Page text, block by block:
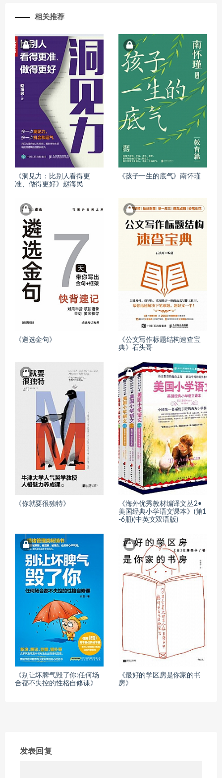
相关推荐
《洞见力：比别人看得更
准、做得更好》赵海民
《孩子一生的底气》南怀瑾
《遴选金句》
《公文写作标题结构速查宝
典》石头哥
《你就要很独特》
《海外优秀教材编译文丛2•
美国经典小学语文课本》(第1
-6册)(中英文双语版)
《别让坏脾气毁了你:任何场
合都不失控的性格自修课》
《最好的学区房是你家的书
房》
发表回复